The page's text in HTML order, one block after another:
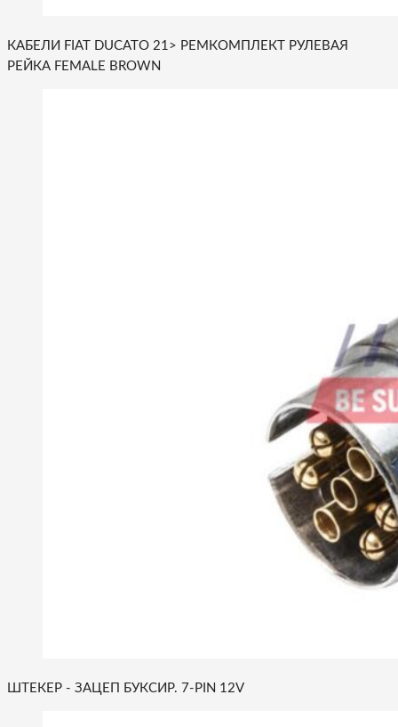
КАБЕЛИ FIAT DUCATO 21> РЕМКОМПЛЕКТ РУЛЕВАЯ
РЕЙКА FEMALE BROWN
ШТЕКЕР - ЗАЦЕП БУКСИР. 7-PIN 12V